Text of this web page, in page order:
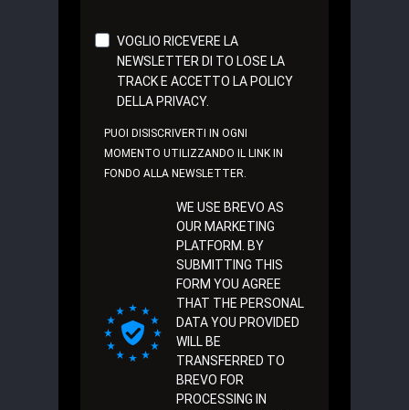
VOGLIO RICEVERE LA
NEWSLETTER DI TO LOSE LA
TRACK E ACCETTO LA POLICY
DELLA PRIVACY.
PUOI DISISCRIVERTI IN OGNI
MOMENTO UTILIZZANDO IL LINK IN
FONDO ALLA NEWSLETTER.
WE USE BREVO AS
OUR MARKETING
PLATFORM. BY
SUBMITTING THIS
FORM YOU AGREE
THAT THE PERSONAL
DATA YOU PROVIDED
WILL BE
TRANSFERRED TO
BREVO FOR
PROCESSING IN